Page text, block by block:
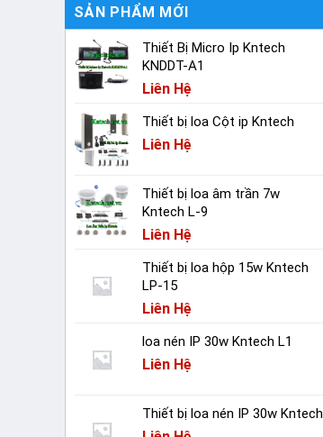
SẢN PHẨM MỚI
Thiết Bị Micro Ip Kntech
KNDDT-A1
Liên Hệ
Thiết bị loa Cột ip Kntech
Liên Hệ
Thiết bị loa âm trần 7w
Kntech L-9
Liên Hệ
Thiết bị loa hộp 15w Kntech
LP-15
Liên Hệ
loa nén IP 30w Kntech L1
Liên Hệ
Thiết bị loa nén IP 30w Kntech